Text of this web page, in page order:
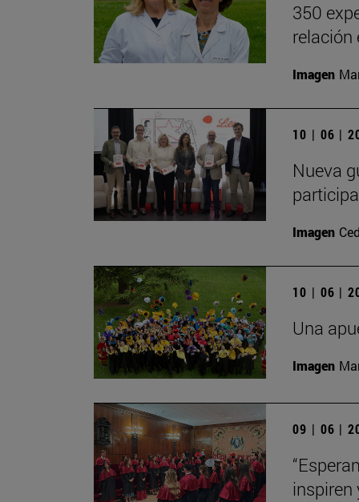
350
relación
Imagen
10 | 06 |
Nueva
Imagen
10 | 06 |
Una
Imagen
09 | 06 |
inspiren